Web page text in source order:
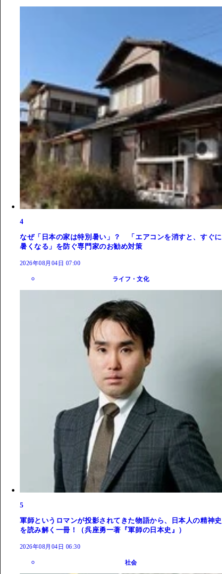
4
なぜ「日本の家は特別暑い」？ 「エアコンを消すと、すぐに
暑くなる」を防ぐ専門家のお勧め対策
2026年08月04日 07:00
ライフ・文化
5
軍師というロマンが投影されてきた物語から、日本人の精神史
を読み解く一冊！（呉座勇一著『軍師の日本史』）
2026年08月04日 06:30
社会